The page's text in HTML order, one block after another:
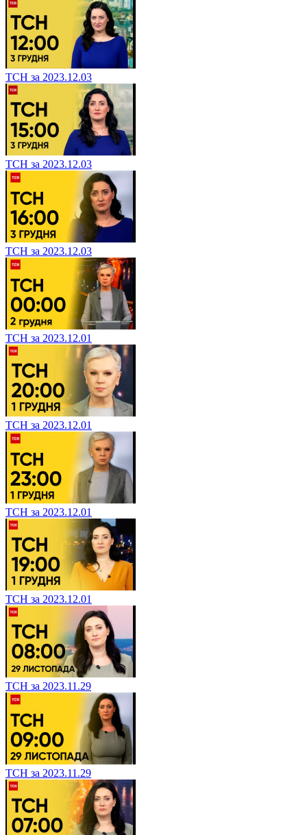
ТСН за 2023.12.03
ТСН за 2023.12.03
ТСН за 2023.12.03
ТСН за 2023.12.01
ТСН за 2023.12.01
ТСН за 2023.12.01
ТСН за 2023.12.01
ТСН за 2023.11.29
ТСН за 2023.11.29